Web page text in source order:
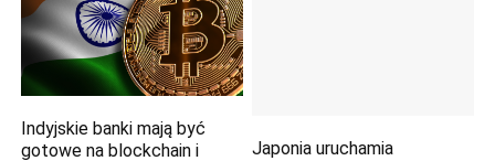
Indyjskie banki mają być
gotowe na blockchain i
Japonia uruchamia